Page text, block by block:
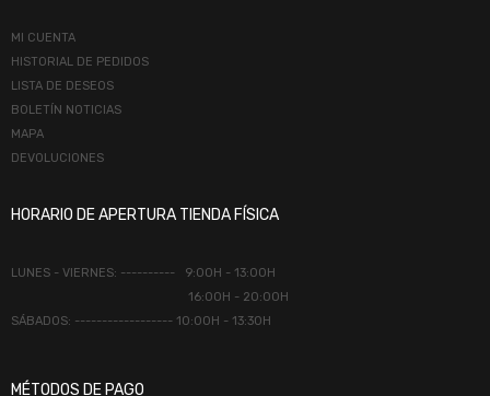
MI CUENTA
HISTORIAL DE PEDIDOS
LISTA DE DESEOS
BOLETÍN NOTICIAS
MAPA
DEVOLUCIONES
HORARIO DE APERTURA TIENDA FÍSICA
LUNES - VIERNES: ---------- 9:00H - 13:00H
16:00H - 20:00H
SÁBADOS: ------------------ 10:00H - 13:30H
MÉTODOS DE PAGO